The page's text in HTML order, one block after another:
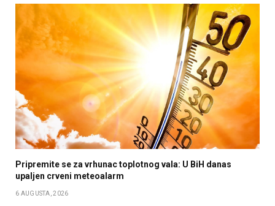
Pripremite se za vrhunac toplotnog vala: U BiH danas
upaljen crveni meteoalarm
6 AUGUSTA, 2026